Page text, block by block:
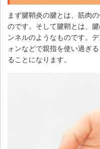
まず腱鞘炎の腱とは、筋肉
のです。そして腱鞘とは、
ンネルのようなものです。
ォンなどで親指を使い過ぎ
ることになります。